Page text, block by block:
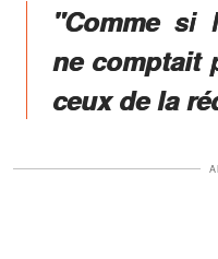
"Comme si
ne comptait
ceux de la